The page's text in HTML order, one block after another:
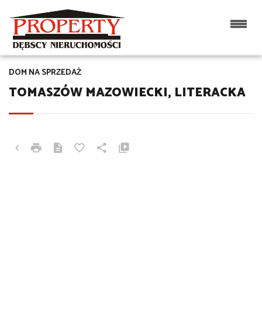
TOMASZÓW MAZOWIECKI, LITERACKA
DOM NA SPRZEDAŻ